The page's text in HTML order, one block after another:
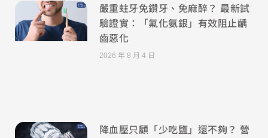
嚴重蛀牙免鑽牙、免麻醉？ 最新試
驗證實：「氟化氨銀」有效阻止齲
齒惡化
2026 年 8 月 4 日
降血壓只顧「少吃鹽」還不夠？ 營